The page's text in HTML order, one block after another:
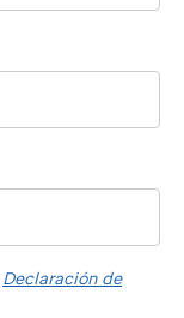
Declaración de